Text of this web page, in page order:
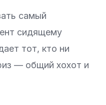
самый
сидящему
тот, кто ни
— общий хохот и